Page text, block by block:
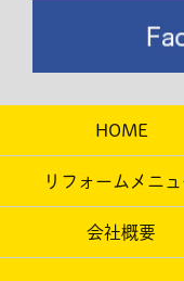
HOME
リフォームメニ
会社概要